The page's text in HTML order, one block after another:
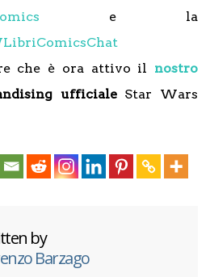
e la
che è ora attivo il nostro
ufficialeStar Wars
by
Barzago